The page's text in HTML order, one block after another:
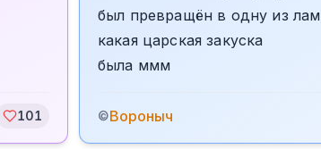
101
был превращён в одну из лам
какая царская закуска
была ммм
©Вороныч